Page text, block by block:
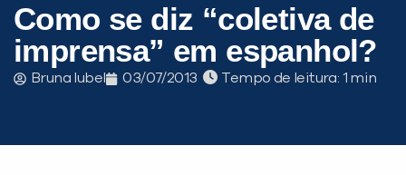
Como se diz “coletiva de
imprensa” em espanhol?
Bruna Iubel 03/07/2013 Tempo de leitura: